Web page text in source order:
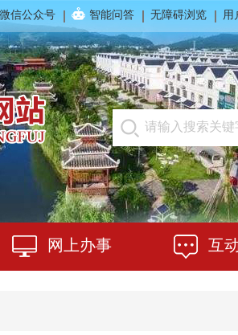
微信公众号 智能问答 无障碍浏览 用
网上办事 互